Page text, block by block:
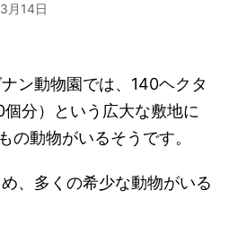
月14日
ン動物園では、140ヘクタ
分）という広大な敷地に
の動物がいるそうです。
、多くの希少な動物がいる